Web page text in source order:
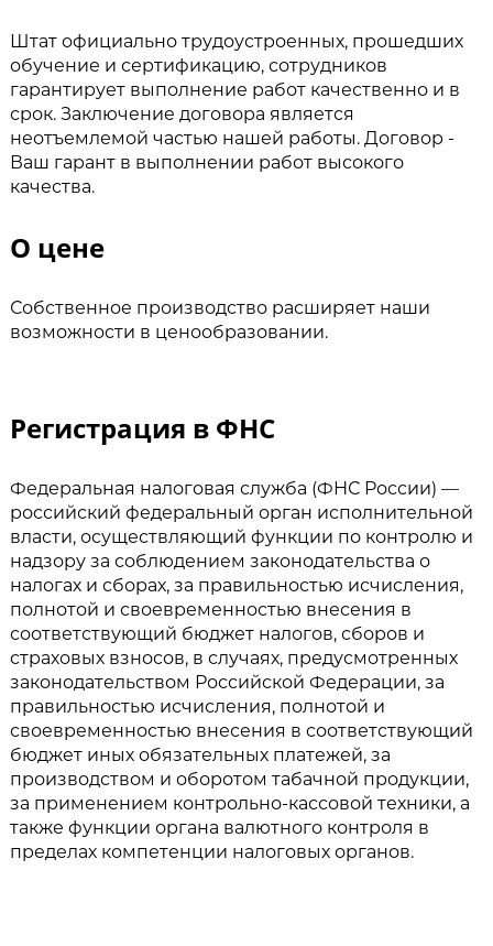
Штат официально трудоустроенных, прошедших
обучение и сертификацию, сотрудников
гарантирует выполнение работ качественно и в
срок. Заключение договора является
неотъемлемой частью нашей работы. Договор -
Ваш гарант в выполнении работ высокого
качества.
О цене
Собственное производство расширяет наши
возможности в ценообразовании.
Регистрация в ФНС
Федеральная налоговая служба (ФНС России) —
российский федеральный орган исполнительной
власти, осуществляющий функции по контролю и
надзору за соблюдением законодательства о
налогах и сборах, за правильностью исчисления,
полнотой и своевременностью внесения в
соответствующий бюджет налогов, сборов и
страховых взносов, в случаях, предусмотренных
законодательством Российской Федерации, за
правильностью исчисления, полнотой и
своевременностью внесения в соответствующий
бюджет иных обязательных платежей, за
производством и оборотом табачной продукции,
за применением контрольно-кассовой техники, а
также функции органа валютного контроля в
пределах компетенции налоговых органов.